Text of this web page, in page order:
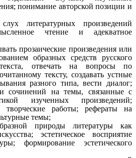
понимание авторской позиции и
литературных произведений
чтение и адекватное
прозаические произведения или
образных средств русского
отвечать на вопросы по
тексту, создавать устные
разного типа, вести диалог;
сочинений на темы, связанные с
изученных произведений;
работы; рефераты на
темы;
природы литературы как
эстетическое восприятие
формирование эстетического